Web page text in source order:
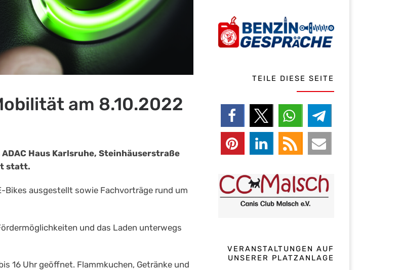
am 8.10.2022
Haus Karlsruhe, Steinhäuserstraße
statt.
Bikes ausgestellt sowie Fachvorträge rund um
und das Laden unterwegs
16 Uhr geöffnet. Flammkuchen, Getränke und
TEILE DIESE SEITE
VERANSTALTUNGEN AUF
UNSERER PLATZANLAGE